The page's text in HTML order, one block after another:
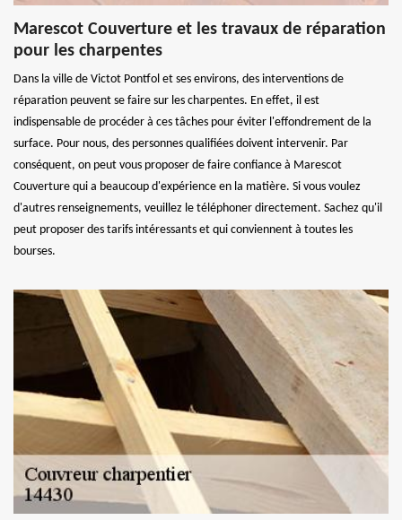
Marescot Couverture et les travaux de réparation
pour les charpentes
Dans la ville de Victot Pontfol et ses environs, des interventions de
réparation peuvent se faire sur les charpentes. En effet, il est
indispensable de procéder à ces tâches pour éviter l'effondrement de la
surface. Pour nous, des personnes qualifiées doivent intervenir. Par
conséquent, on peut vous proposer de faire confiance à Marescot
Couverture qui a beaucoup d'expérience en la matière. Si vous voulez
d'autres renseignements, veuillez le téléphoner directement. Sachez qu'il
peut proposer des tarifs intéressants et qui conviennent à toutes les
bourses.